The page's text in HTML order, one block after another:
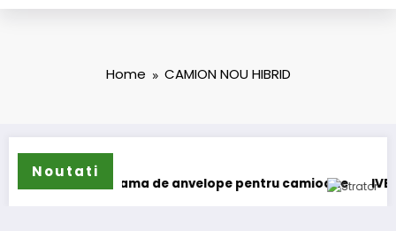
Home CAMION NOU HIBRID
Noutati
își extinde gama de anvelope pentru camioane IVECO